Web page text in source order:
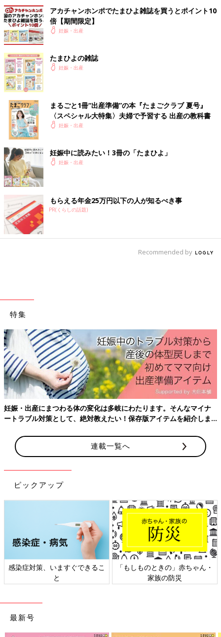
アカチャンホンポでたまひよ雑誌を買うとポイント10
倍【期間限定】
妊娠・出産
たまひよの雑誌
妊娠・出産
まるごと1冊“出産準備”の本『たまごクラブ 夏号』
〈スペシャル大特集〉夫婦で予習する 出産の教科書
妊娠・出産
妊娠中に読みたい！3冊の「たまひよ」
妊娠・出産
もらえる年金25万円以下の人が知るべき事
PR(くらしの話題)
Recommended by
特集
妊娠・出産にまつわる体の変化は多岐にわたります。そんなマイナ
ートラブル対策として、絶対教えたい！保存版アイテムを紹介しま
連載一覧へ
ピックアップ
感染症対策、いますぐできるこ
と
「もしものときの」赤ちゃん・
家族の防災
最新号